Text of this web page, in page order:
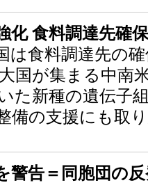
化 食料調達先確
は食料調達先の
国が集まる中南
た新種の遺伝子
備の支援にも取
警告＝同胞団の